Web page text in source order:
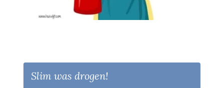
Slim was drogen!